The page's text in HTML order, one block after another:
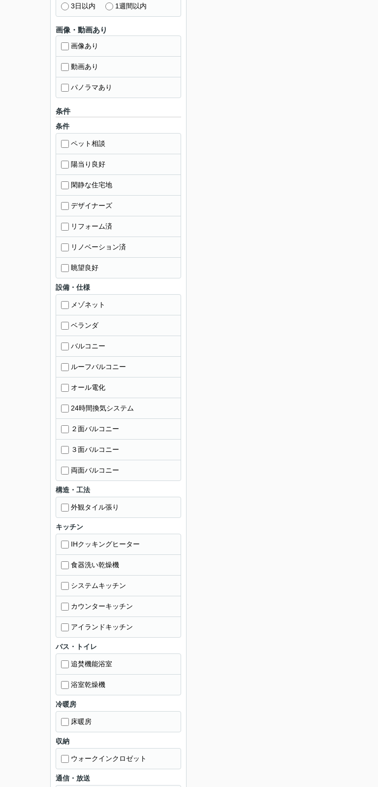
3日以内 1週間以内
画像・動画あり
画像あり
動画あり
パノラマあり
条件
条件
ペット相談
陽当り良好
閑静な住宅地
デザイナーズ
リフォーム済
リノベーション済
眺望良好
設備・仕様
メゾネット
ベランダ
バルコニー
ルーフバルコニー
オール電化
24時間換気システム
２面バルコニー
３面バルコニー
両面バルコニー
構造・工法
外観タイル張り
キッチン
IHクッキングヒーター
食器洗い乾燥機
システムキッチン
カウンターキッチン
アイランドキッチン
バス・トイレ
追焚機能浴室
浴室乾燥機
冷暖房
床暖房
収納
ウォークインクロゼット
通信・放送